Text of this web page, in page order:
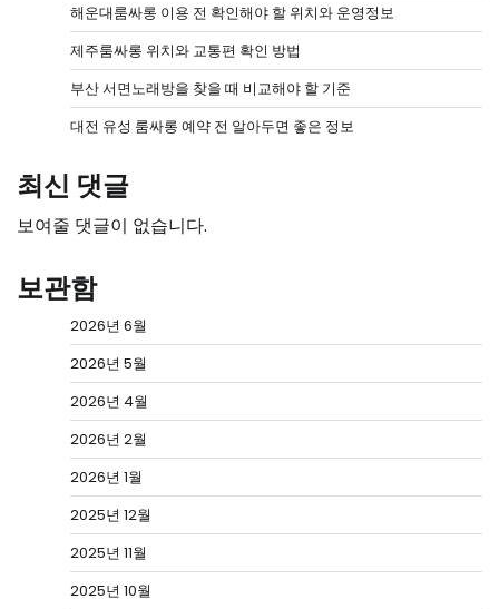
해운대룸싸롱 이용 전 확인해야 할 위치와 운영정보
제주룸싸롱 위치와 교통편 확인 방법
부산 서면노래방을 찾을 때 비교해야 할 기준
대전 유성 룸싸롱 예약 전 알아두면 좋은 정보
최신 댓글
보여줄 댓글이 없습니다.
보관함
2026년 6월
2026년 5월
2026년 4월
2026년 2월
2026년 1월
2025년 12월
2025년 11월
2025년 10월